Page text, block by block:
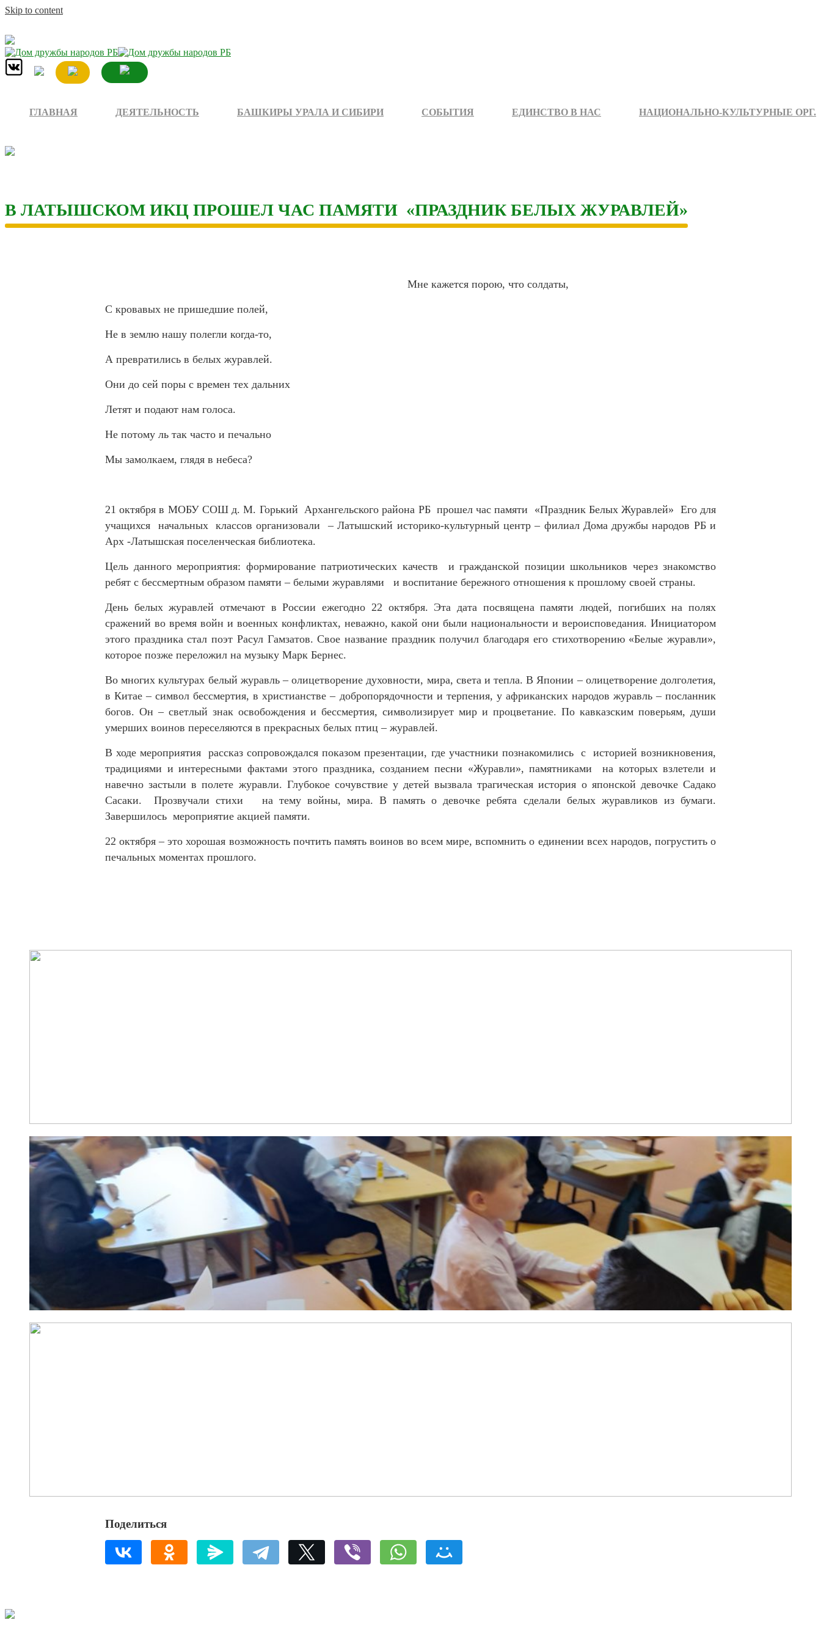
Skip to content
ГЛАВНАЯ ДЕЯТЕЛЬНОСТЬ БАШКИРЫ УРАЛА И СИБИРИ СОБЫТИЯ ЕДИНСТВО В НАС НАЦИОНАЛЬНО-КУЛЬТУРНЫЕ ОРГ.
В ЛАТЫШСКОМ ИКЦ ПРОШЕЛ ЧАС ПАМЯТИ «ПРАЗДНИК БЕЛЫХ ЖУРАВЛЕЙ»
Мне кажется порою, что солдаты,
С кровавых не пришедшие полей,
Не в землю нашу полегли когда-то,
А превратились в белых журавлей.
Они до сей поры с времен тех дальних
Летят и подают нам голоса.
Не потому ль так часто и печально
Мы замолкаем, глядя в небеса?
21 октября в МОБУ СОШ д. М. Горький Архангельского района РБ прошел час памяти «Праздник Белых Журавлей» Его для
учащихся начальных классов организовали – Латышский историко-культурный центр – филиал Дома дружбы народов РБ и
Арх -Латышская поселенческая библиотека.
Цель данного мероприятия: формирование патриотических качеств и гражданской позиции школьников через знакомство
ребят с бессмертным образом памяти – белыми журавлями и воспитание бережного отношения к прошлому своей страны.
День белых журавлей отмечают в России ежегодно 22 октября. Эта дата посвящена памяти людей, погибших на полях
сражений во время войн и военных конфликтах, неважно, какой они были национальности и вероисповедания. Инициатором
этого праздника стал поэт Расул Гамзатов. Свое название праздник получил благодаря его стихотворению «Белые журавли»,
которое позже переложил на музыку Марк Бернес.
Во многих культурах белый журавль – олицетворение духовности, мира, света и тепла. В Японии – олицетворение долголетия,
в Китае – символ бессмертия, в христианстве – добропорядочности и терпения, у африканских народов журавль – посланник
богов. Он – светлый знак освобождения и бессмертия, символизирует мир и процветание. По кавказским поверьям, души
умерших воинов переселяются в прекрасных белых птиц – журавлей.
В ходе мероприятия рассказ сопровождался показом презентации, где участники познакомились с историей возникновения,
традициями и интересными фактами этого праздника, созданием песни «Журавли», памятниками на которых взлетели и
навечно застыли в полете журавли. Глубокое сочувствие у детей вызвала трагическая история о японской девочке Садако
Сасаки. Прозвучали стихи на тему войны, мира. В память о девочке ребята сделали белых журавликов из бумаги.
Завершилось мероприятие акцией памяти.
22 октября – это хорошая возможность почтить память воинов во всем мире, вспомнить о единении всех народов, погрустить о
печальных моментах прошлого.
Поделиться